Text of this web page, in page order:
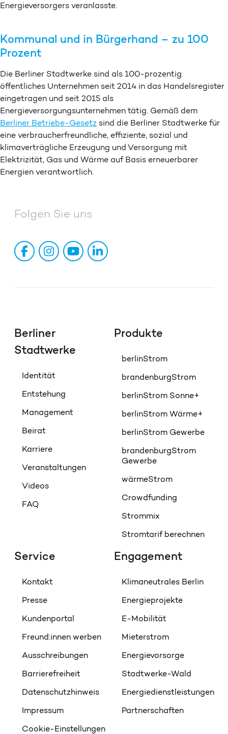
Energieversorgers veranlasste.
Kommunal und in Bürgerhand – zu 100
Prozent
Die Berliner Stadtwerke sind als 100-prozentig
öffentliches Unternehmen seit 2014 in das Handelsregister
eingetragen und seit 2015 als
Energieversorgungsunternehmen tätig. Gemäß dem
Berliner Betriebe-Gesetz sind die Berliner Stadtwerke für
eine verbraucherfreundliche, effiziente, sozial und
klimaverträgliche Erzeugung und Versorgung mit
Elektrizität, Gas und Wärme auf Basis erneuerbarer
Energien verantwortlich.
Folgen Sie uns
Berliner
Stadtwerke
Identität
Entstehung
Management
Beirat
Karriere
Veranstaltungen
Videos
FAQ
Produkte
berlinStrom
brandenburgStrom
berlinStrom Sonne+
berlinStrom Wärme+
berlinStrom Gewerbe
brandenburgStrom
Gewerbe
wärmeStrom
Crowdfunding
Strommix
Stromtarif berechnen
Service
Kontakt
Presse
Kundenportal
Freund:innen werben
Ausschreibungen
Barrierefreiheit
Datenschutzhinweis
Impressum
Cookie-Einstellungen
Engagement
Klimaneutrales Berlin
Energieprojekte
E-Mobilität
Mieterstrom
Energievorsorge
Stadtwerke-Wald
Energiedienstleistungen
Partnerschaften